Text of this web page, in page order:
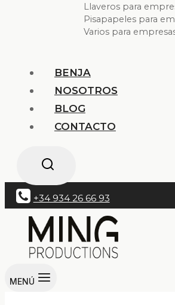
Llaveros para
Pisapapeles para
Varios para
BENJA
NOSOTROS
BLOG
CONTACTO
+34 934 26 66 93
MENÚ